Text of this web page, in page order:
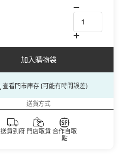
加入購物袋
查看門市庫存 (可能有時間誤差)
送貨方式
送貨到府 門店取貨 合作自取
點